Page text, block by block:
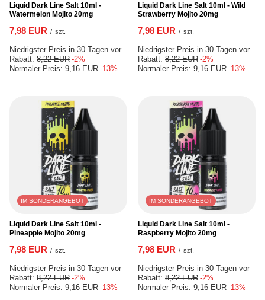
Liquid Dark Line Salt 10ml -
Watermelon Mojito 20mg
7,98 EUR / szt.
Niedrigster Preis in 30 Tagen vor
Rabatt: 8,22 EUR -2%
Normaler Preis: 9,16 EUR -13%
Liquid Dark Line Salt 10ml - Wild
Strawberry Mojito 20mg
7,98 EUR / szt.
Niedrigster Preis in 30 Tagen vor
Rabatt: 8,22 EUR -2%
Normaler Preis: 9,16 EUR -13%
IM SONDERANGEBOT
Liquid Dark Line Salt 10ml -
Pineapple Mojito 20mg
7,98 EUR / szt.
Niedrigster Preis in 30 Tagen vor
Rabatt: 8,22 EUR -2%
Normaler Preis: 9,16 EUR -13%
IM SONDERANGEBOT
Liquid Dark Line Salt 10ml -
Raspberry Mojito 20mg
7,98 EUR / szt.
Niedrigster Preis in 30 Tagen vor
Rabatt: 8,22 EUR -2%
Normaler Preis: 9,16 EUR -13%